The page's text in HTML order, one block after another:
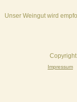
Unser Weingut wird
Impressum